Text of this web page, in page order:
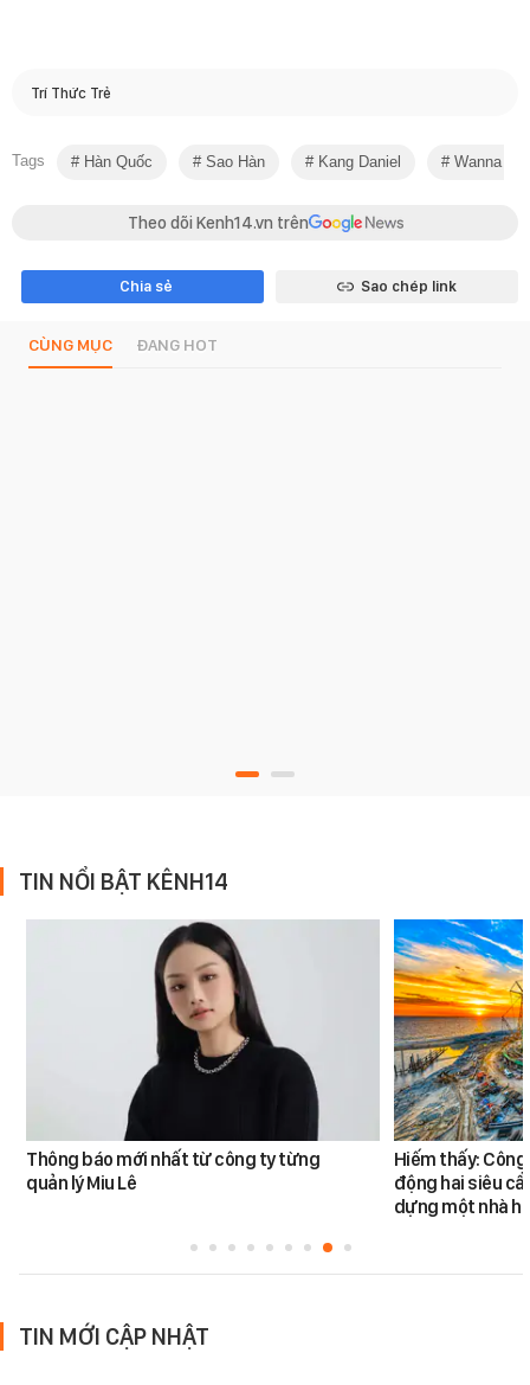
Trí Thức Trẻ
Tags Hàn Quốc Sao Hàn Kang Daniel Wanna
Theo dõi Kenh14.vn trên
Chia sẻ Sao chép link
CÙNG MỤC ĐANG HOT
TIN NỔI BẬT KÊNH14
Thông báo mới nhất từ công ty từng
quản lý Miu Lê
Hiếm thấy:
động hai siêu
dựng một nhà
TIN MỚI CẬP NHẬT